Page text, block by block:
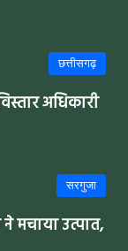
छत्तीसगढ़
अधिकारी
सरगुजा
मचाया उत्पात,